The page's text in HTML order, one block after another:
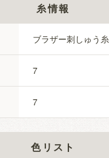
糸情報
ブラザー刺しゅう糸
7
7
色リスト